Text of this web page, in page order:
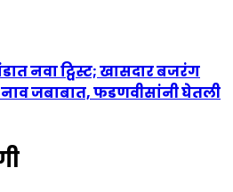
नवा ट्विस्ट; खासदार बजरंग
जबाबात, फडणवीसांनी घेतली